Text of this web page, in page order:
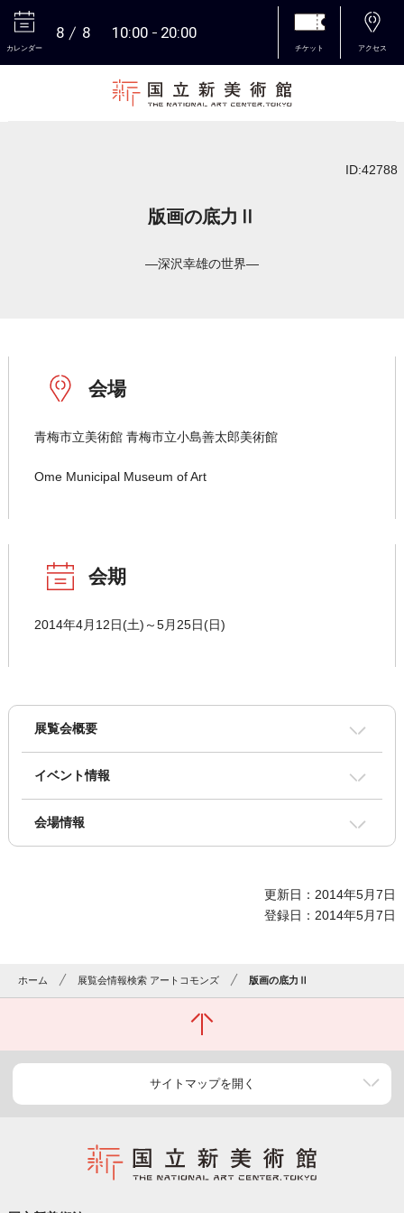
カレンダー
8 8 10:00 20:00
チケット アクセス
ID:42788
版画の底力Ⅱ
―深沢幸雄の世界―
会場
青梅市立美術館 青梅市立小島善太郎美術館
Ome Municipal Museum of Art
会期
2014年4月12日(土)～5月25日(日)
展覧会概要
イベント情報
会場情報
更新日：2014年5月7日
登録日：2014年5月7日
ホーム 展覧会情報検索 アートコモンズ 版画の底力Ⅱ
サイトマップを開く